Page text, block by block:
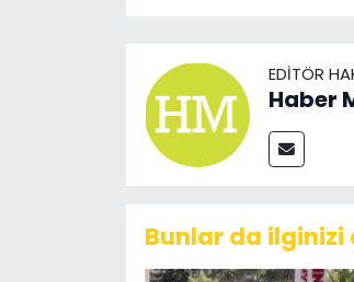
EDITÖR
Haber
Bunlar da ilginizi